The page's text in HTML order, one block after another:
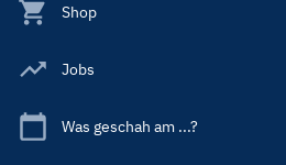
Shop
Jobs
Was geschah am ...?